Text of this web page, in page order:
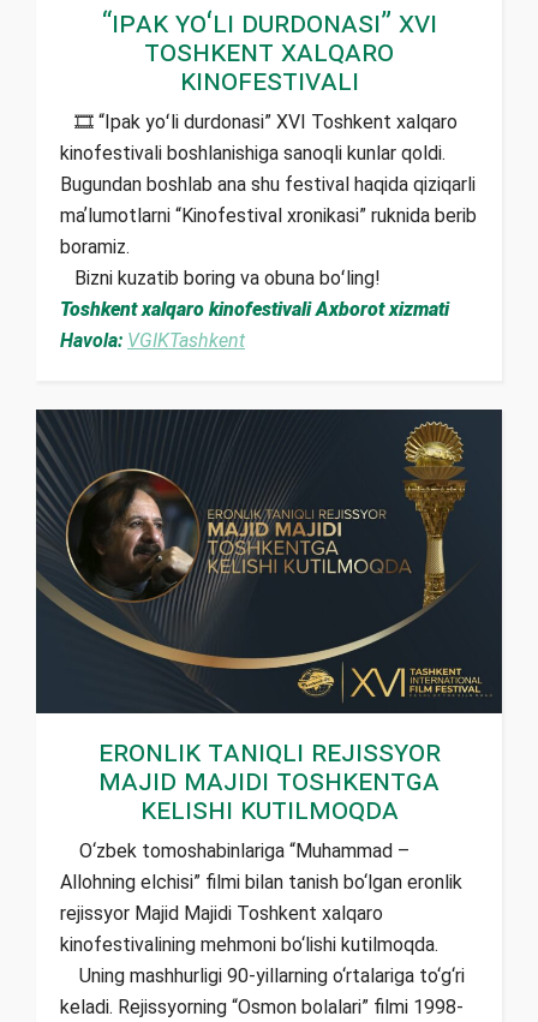
“Ipak yoʻli durdonasi” XVI
Toshkent xalqaro
kinofestivali
🎞 “Ipak yoʻli durdonasi” XVI Toshkent xalqaro
kinofestivali boshlanishiga sanoqli kunlar qoldi.
Bugundan boshlab ana shu festival haqida qiziqarli
maʼlumotlarni “Kinofestival xronikasi” ruknida berib
boramiz.
Bizni kuzatib boring va obuna boʻling!
Toshkent xalqaro kinofestivali Axborot xizmati
Havola: VGIKTashkent
Eronlik taniqli rejissyor
Majid Majidi Toshkentga
kelishi kutilmoqda
O‘zbek tomoshabinlariga “Muhammad –
Allohning elchisi” filmi bilan tanish bo‘lgan eronlik
rejissyor Majid Majidi Toshkent xalqaro
kinofestivalining mehmoni bo‘lishi kutilmoqda.
Uning mashhurligi 90-yillarning o‘rtalariga to‘g‘ri
keladi. Rejissyorning “Osmon bolalari” filmi 1998-